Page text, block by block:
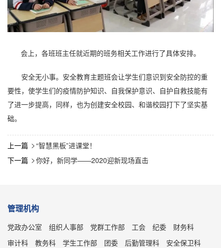
会上，各班班主任就近期的班务相关工作进行了具体安排。
安全无小事。安全教育主题班会让学生们意识到安全防控的重
要性，使学生们的疫情防护知识、自我保护意识、自护自救技能有
了进一步提高，同样，也为创建安全校园、和谐校园打下了坚实基
础。
上一篇  “智慧黑板”进课堂！
下一篇  你好，新同学——2020迎新现场直击
管理机构
党政办公室 组织人事部 党群工作部 工会 纪委
财务科
审计科
教务科 学生工作部 团委 后勤管理科 安全保卫科